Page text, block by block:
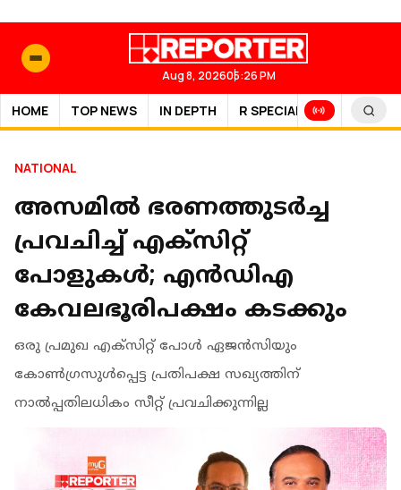
Aug 8, 202605:26 PM
HOME TOP NEWS IN DEPTH R SPECIAL SPORTS
NATIONAL
അസമില്‍ ഭരണത്തുടര്‍ച്ച
പ്രവചിച്ച് എക്‌സിറ്റ്
പോളുകള്‍; എൻഡിഎ
കേവലഭൂരിപക്ഷം കടക്കും
ഒരു പ്രമുഖ എക്‌സിറ്റ് പോള്‍ ഏജന്‍സിയും
കോണ്‍ഗ്രസുൾപ്പെട്ട പ്രതിപക്ഷ സഖ്യത്തിന്
നാല്‍പ്പതിലധികം സീറ്റ് പ്രവചിക്കുന്നില്ല